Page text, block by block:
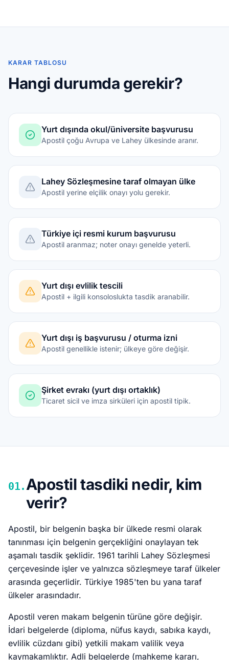
KARAR TABLOSU
Hangi durumda gerekir?
Yurt dışında okul/üniversite başvurusu
Apostil çoğu Avrupa ve Lahey ülkesinde aranır.
Lahey Sözleşmesine taraf olmayan ülke
Apostil yerine elçilik onayı yolu gerekir.
Türkiye içi resmi kurum başvurusu
Apostil aranmaz; noter onayı genelde yeterli.
Yurt dışı evlilik tescili
Apostil + ilgili konsoloslukta tasdik aranabilir.
Yurt dışı iş başvurusu / oturma izni
Apostil genellikle istenir; ülkeye göre değişir.
Şirket evrakı (yurt dışı ortaklık)
Ticaret sicil ve imza sirküleri için apostil tipik.
01. Apostil tasdiki nedir, kim
verir?
Apostil, bir belgenin başka bir ülkede resmi olarak
tanınması için belgenin gerçekliğini onaylayan tek
aşamalı tasdik şeklidir. 1961 tarihli Lahey Sözleşmesi
çerçevesinde işler ve yalnızca sözleşmeye taraf ülkeler
arasında geçerlidir. Türkiye 1985'ten bu yana taraf
ülkeler arasındadır.
Apostil veren makam belgenin türüne göre değişir.
İdari belgelerde (diploma, nüfus kaydı, sabıka kaydı,
evlilik cüzdanı gibi) yetkili makam valilik veya
kaymakamlıktır. Adli belgelerde (mahkeme kararı,